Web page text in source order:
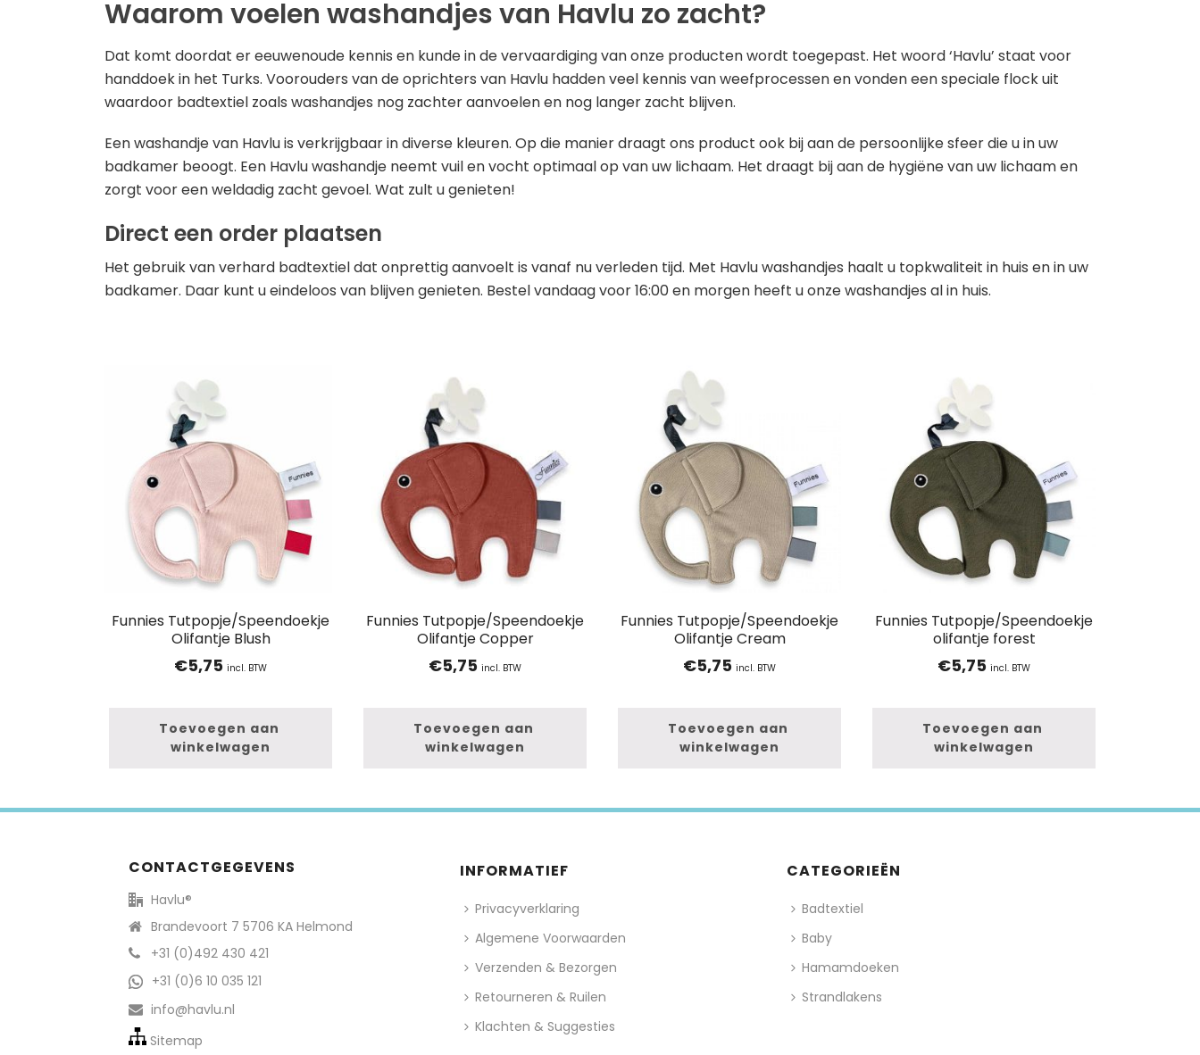
Waarom voelen washandjes van Havlu zo zacht?
Dat komt doordat er eeuwenoude kennis en kunde in de vervaardiging van onze producten wordt toegepast. Het woord ‘Havlu’ staat voor
handdoek in het Turks. Voorouders van de oprichters van Havlu hadden veel kennis van weefprocessen en vonden een speciale flock uit
waardoor badtextiel zoals washandjes nog zachter aanvoelen en nog langer zacht blijven.
Een washandje van Havlu is verkrijgbaar in diverse kleuren. Op die manier draagt ons product ook bij aan de persoonlijke sfeer die u in uw
badkamer beoogt. Een Havlu washandje neemt vuil en vocht optimaal op van uw lichaam. Het draagt bij aan de hygiëne van uw lichaam en
zorgt voor een weldadig zacht gevoel. Wat zult u genieten!
Direct een order plaatsen
Het gebruik van verhard badtextiel dat onprettig aanvoelt is vanaf nu verleden tijd. Met Havlu washandjes haalt u topkwaliteit in huis en in uw
badkamer. Daar kunt u eindeloos van blijven genieten. Bestel vandaag voor 16:00 en morgen heeft u onze washandjes al in huis.
Funnies Tutpopje/Speendoekje
Olifantje Blush
€5,75 incl. BTW
Toevoegen aan
winkelwagen
Funnies Tutpopje/Speendoekje
Olifantje Copper
€5,75 incl. BTW
Toevoegen aan
winkelwagen
Funnies Tutpopje/Speendoekje
Olifantje Cream
€5,75 incl. BTW
Toevoegen aan
winkelwagen
Funnies Tutpopje/Speendoekje
olifantje forest
€5,75 incl. BTW
Toevoegen aan
winkelwagen
CONTACTGEGEVENS
Havlu®
Brandevoort 7 5706 KA Helmond
+31 (0)492 430 421
+31 (0)6 10 035 121
info@havlu.nl
Sitemap
INFORMATIEF
Privacyverklaring
Algemene Voorwaarden
Verzenden & Bezorgen
Retourneren & Ruilen
Klachten & Suggesties
CATEGORIEËN
Badtextiel
Baby
Hamamdoeken
Strandlakens